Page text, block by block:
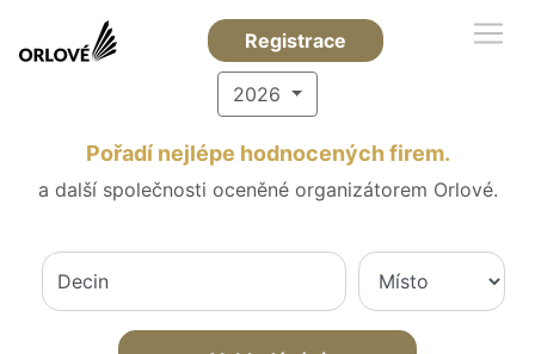
Registrace
2026
Pořadí nejlépe hodnocených firem.
a další společnosti oceněné organizátorem Orlové.